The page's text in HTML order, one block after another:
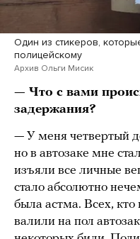
Один из стикеров,
полицейскому
Архив Ольги Мисик
— Что с вами
задержания?
— У меня четвертый
но в автозаке мне
изъяли все личные
стало абсолютно
была астма. Всех, кто
валили на пол